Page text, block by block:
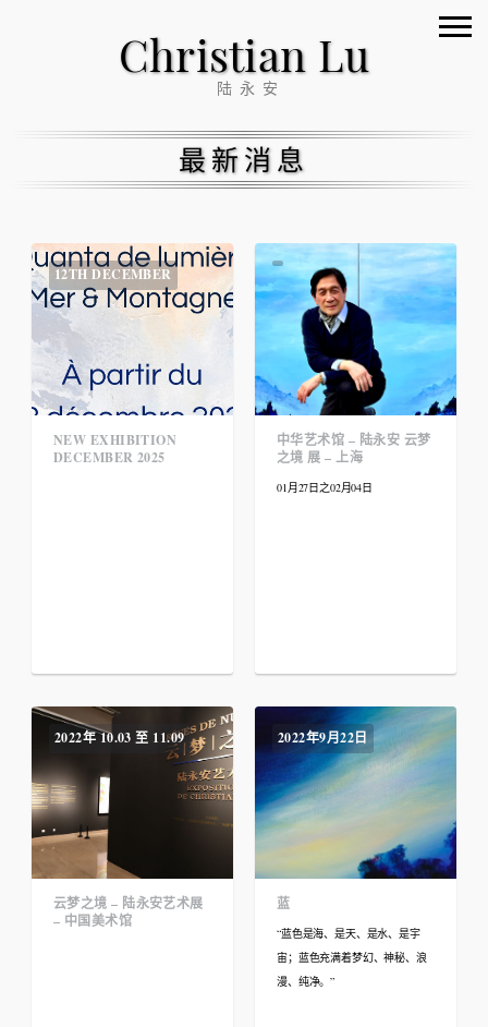
Christian Lu
陆永安
最新消息
12TH DECEMBER
NEW EXHIBITION
DECEMBER 2025
中华艺术馆 – 陆永安 云梦
之境 展 – 上海
01月27日之02月04日
2022年 10.03 至 11.09
云梦之境 – 陆永安艺术展
– 中国美术馆
2022年9月22日
蓝
“蓝色是海、是天、是水、是宇
宙；蓝色充满着梦幻、神秘、浪
漫、纯净。”